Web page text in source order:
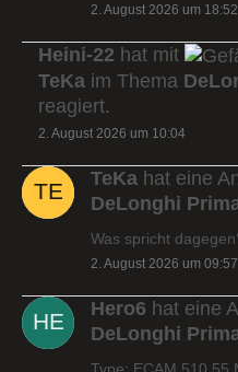
2. August 2026 um 18:52
Heini-22 hat mit
TeKa im Thema
reagiert.
2. August 2026 um 10:04
TeKa hat eine
DeLonghi
Was spricht
2. August 2026 um 09:57
Hero6 hat eine
DeLonghi
Type: ECAM